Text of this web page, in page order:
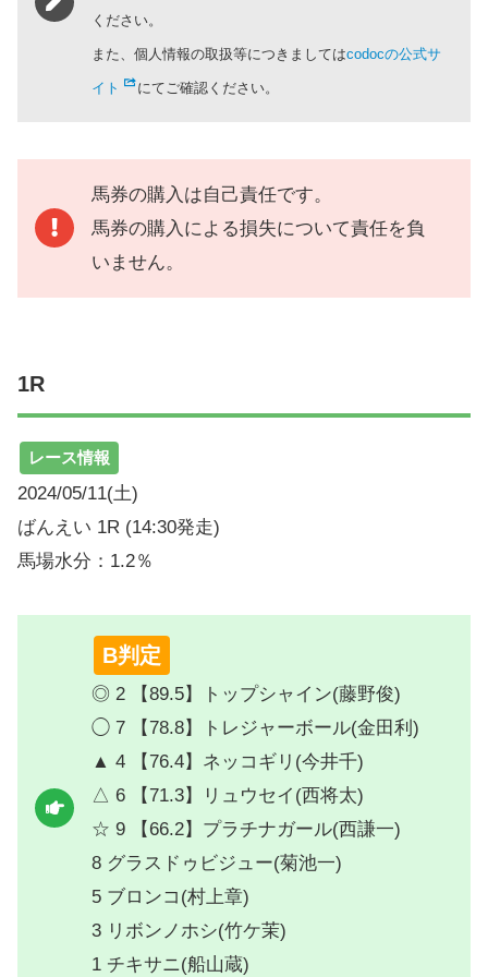
ください。
また、個人情報の取扱等につきましてはcodocの公式サ
イト にてご確認ください。
馬券の購入は自己責任です。
馬券の購入による損失について責任を負
いません。
1R
レース情報
2024/05/11(土)
ばんえい 1R (14:30発走)
馬場水分：1.2％
B判定
◎ 2 【89.5】トップシャイン(藤野俊)
◯ 7 【78.8】トレジャーボール(金田利)
▲ 4 【76.4】ネッコギリ(今井千)
△ 6 【71.3】リュウセイ(西将太)
☆ 9 【66.2】プラチナガール(西謙一)
8 グラスドゥビジュー(菊池一)
5 ブロンコ(村上章)
3 リボンノホシ(竹ケ茉)
1 チキサニ(船山蔵)